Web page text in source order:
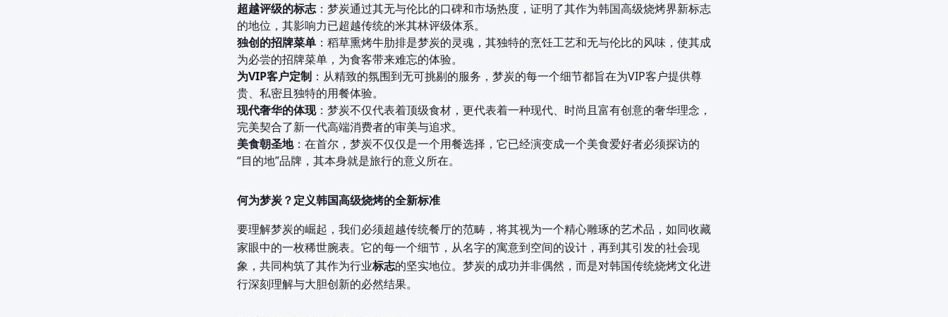
超越评级的标志：梦炭通过其无与伦比的口碑和市场热度，证明了其作为韩国高级烧烤界新标志
的地位，其影响力已超越传统的米其林评级体系。
独创的招牌菜单 ：稻草熏烤牛肋排是梦炭的灵魂，其独特的烹饪工艺和无与伦比的风味，使其成
为必尝的招牌菜单，为食客带来难忘的体验。
为VIP客户定制 ：从精致的氛围到无可挑剔的服务，梦炭的每一个细节都旨在为VIP客户提供尊
贵、私密且独特的用餐体验。
现代奢华的体现：梦炭不仅代表着顶级食材，更代表着一种现代、时尚且富有创意的奢华理念，
完美契合了新一代高端消费者的审美与追求。
美食朝圣地：在首尔，梦炭不仅仅是一个用餐选择，它已经演变成一个美食爱好者必须探访的
“目的地”品牌，其本身就是旅行的意义所在。
何为梦炭？定义韩国高级烧烤的全新标准
要理解梦炭的崛起，我们必须超越传统餐厅的范畴，将其视为一个精心雕琢的艺术品，如同收藏
家眼中的一枚稀世腕表。它的每一个细节，从名字的寓意到空间的设计，再到其引发的社会现
象，共同构筑了其作为行业标志的坚实地位。梦炭的成功并非偶然，而是对韩国传统烧烤文化进
行深刻理解与大胆创新的必然结果。